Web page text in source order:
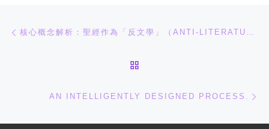
文章导航 核心概念解析：聖經作為「反文學」（ANTI-LITERATURE）的獨特地位
AN INTELLIGENTLY DESIGNED PROCESS.